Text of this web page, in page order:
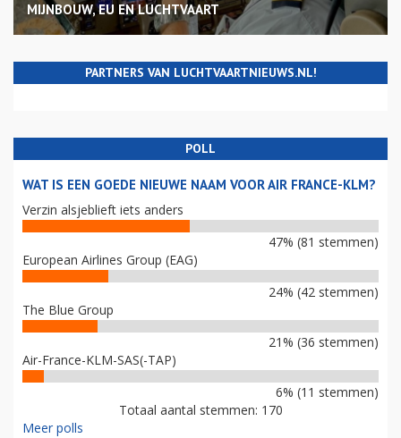
MIJNBOUW, EU EN LUCHTVAART
PARTNERS VAN LUCHTVAARTNIEUWS.NL!
POLL
WAT IS EEN GOEDE NIEUWE NAAM VOOR AIR FRANCE-KLM?
Verzin alsjeblieft iets anders
47% (81 stemmen)
European Airlines Group (EAG)
24% (42 stemmen)
The Blue Group
21% (36 stemmen)
Air-France-KLM-SAS(-TAP)
6% (11 stemmen)
Totaal aantal stemmen: 170
Meer polls